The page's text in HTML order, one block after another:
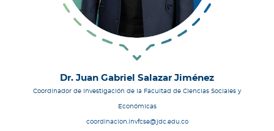
Dr. Juan Gabriel Salazar Jiménez
Coordinador de Investigación de la Facultad de Ciencias Sociales y
Económicas
coordinacion.invfcse@jdc.edu.co